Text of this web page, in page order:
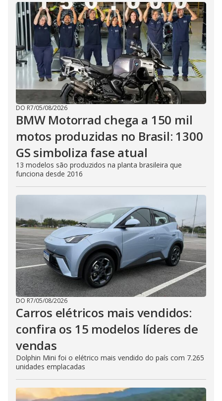
DO R7/05/08/2026
BMW Motorrad chega a 150 mil
motos produzidas no Brasil: 1300
GS simboliza fase atual
13 modelos são produzidos na planta brasileira que
funciona desde 2016
DO R7/05/08/2026
Carros elétricos mais vendidos:
confira os 15 modelos líderes de
vendas
Dolphin Mini foi o elétrico mais vendido do país com 7.265
unidades emplacadas